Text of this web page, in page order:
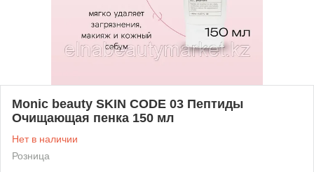
Monic beauty SKIN CODE 03 Пептиды
Очищающая пенка 150 мл
Нет в наличии
Розница